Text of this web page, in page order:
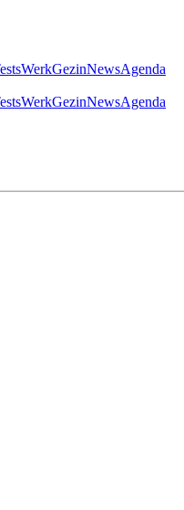
WerkGezinNewsAgenda
WerkGezinNewsAgenda